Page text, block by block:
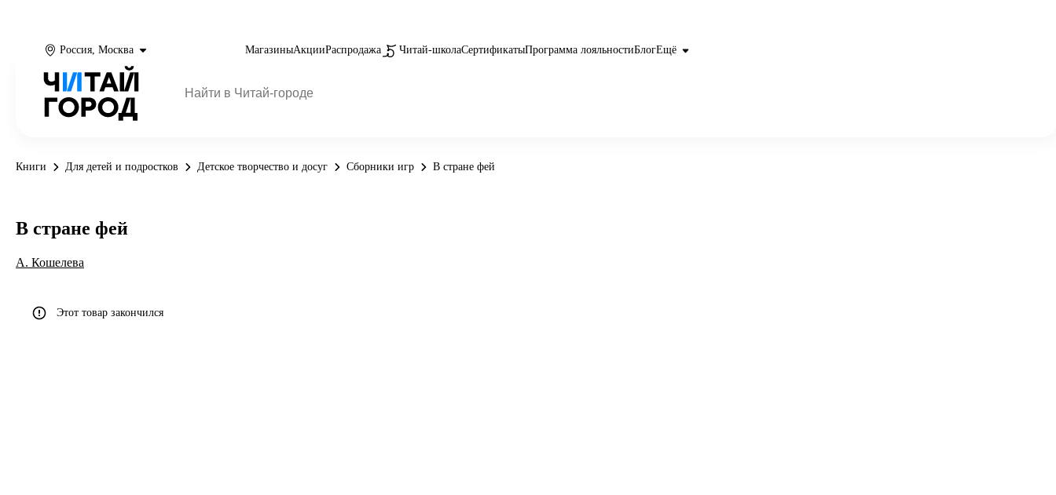
Россия, Москва МагазиныАкцииРаспродажа Читай-школаСертификатыПрограмма лояльностиБлогЕщё
Книги Для детей и подростков Детское творчество и досуг Сборники игр В стране фей
В стране фей
А. Кошелева
Этот товар закончился